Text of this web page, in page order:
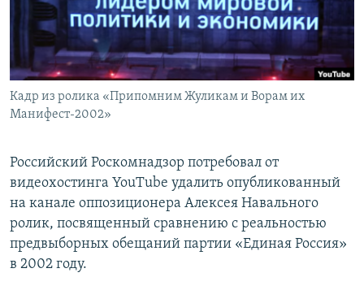
ПОБЕДИТЕЛЕЙ НЕ СУДЯТ?
КРЫМ.НЕПОКОРЕННЫЙ
ELIFBE
УКРАИНСКАЯ ПРОБЛЕМА КРЫМА
ПРИСОЕДИНЯЙТЕСЬ!
Все сайты RFE/RL
Кадр из ролика «Припомним Жуликам и Ворам их
Манифест-2002»
Российский Роскомнадзор потребовал от
видеохостинга YouTube удалить опубликованный
на канале оппозиционера Алексея Навального
ролик, посвященный сравнению с реальностью
предвыборных обещаний партии «Единая Россия»
в 2002 году.